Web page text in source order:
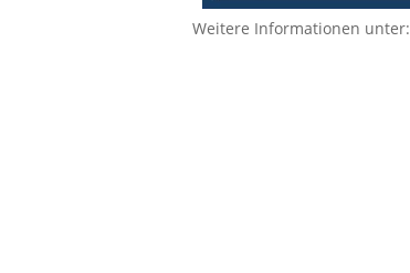
Weitere Informationen unter: